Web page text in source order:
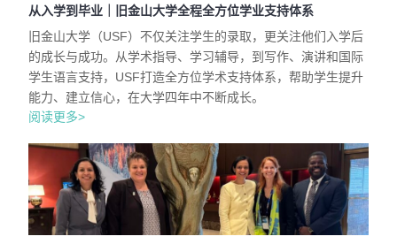
从入学到毕业｜旧金山大学全程全方位学业支持体系
旧金山大学（USF）不仅关注学生的录取，更关注他们入学后
的成长与成功。从学术指导、学习辅导，到写作、演讲和国际
学生语言支持，USF打造全方位学术支持体系，帮助学生提升
能力、建立信心，在大学四年中不断成长。
阅读更多>